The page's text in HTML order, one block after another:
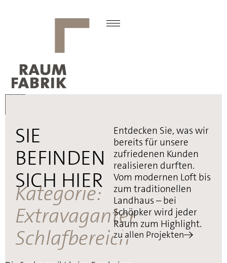
SIE
BEFINDEN
SICH HIER
Kategorie:
Extravaganter
Schlafbereich
Entdecken Sie, was wir
bereits für unsere
zufriedenen Kunden
realisieren durften.
Vom modernen Loft bis
zum traditionellen
Landhaus – bei
Schöpker wird jeder
Raum zum Highlight.
zu allen Projekten